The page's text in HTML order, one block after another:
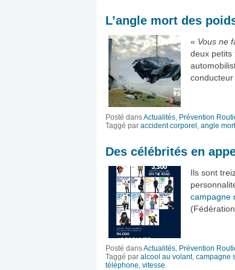
L’angle mort des
« Vous ne
deux petits
Posté dansActualités, Prévention
Taggé par accident corporel , angle mort
Des célébrités en
Ils sont
campagne
Posté dansActualités, Prévention
Taggé par alcool au volant, campagne
téléphone, vitesse.